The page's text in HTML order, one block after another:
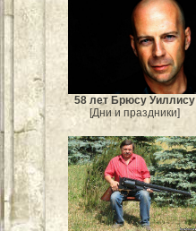
58 лет Брюсу Уиллису
[Дни и праздники]